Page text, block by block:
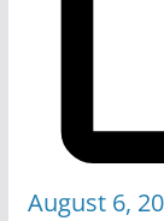
August 6,